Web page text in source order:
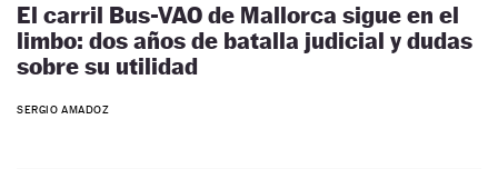
El carril Bus-VAO de Mallorca sigue en el
limbo: dos años de batalla judicial y dudas
sobre su utilidad
SERGIO AMADOZ